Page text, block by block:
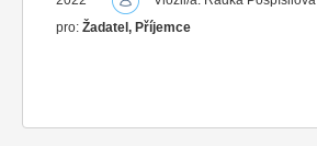
pro: Žadatel, Příjemce